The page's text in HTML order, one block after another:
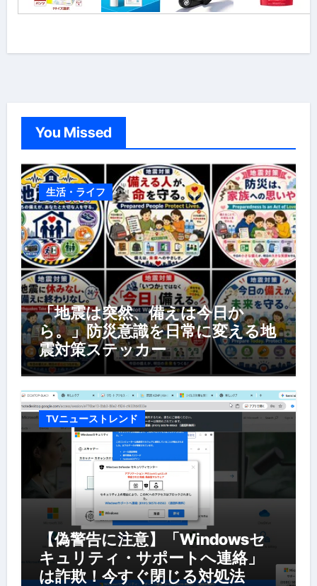
You Missed
生活・ライフ
「地震は突然、備えは今日か
ら。」防災意識を日常に変える地
震対策ステッカー
TVニューストレンド
【偽警告に注意】「Windowsセ
キュリティ・サポートへ連絡」
は詐欺！今すぐ閉じる対処法